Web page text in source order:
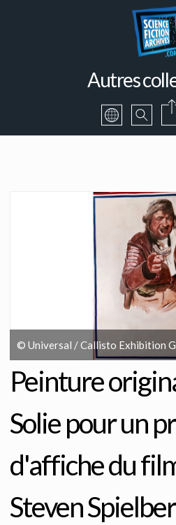
Autres
© Universal / Callisto Exhibition
Peinture
Solie pour un
d'affiche du
Steven